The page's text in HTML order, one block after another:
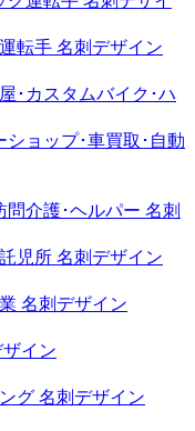
転手 名刺デザイン
･カスタムバイク･ハ
ショップ･車買取･自動
問介護･ヘルパー 名刺
児所 名刺デザイン
名刺デザイン
イン
グ 名刺デザイン